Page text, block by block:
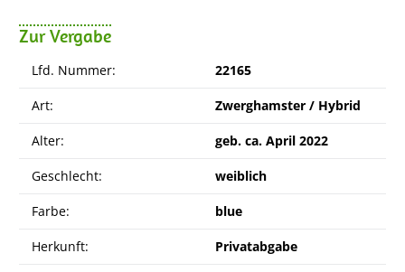
Zur Vergabe
Lfd. Nummer: 22165
Art: Zwerghamster / Hybrid
Alter: geb. ca. April 2022
Geschlecht: weiblich
Farbe: blue
Herkunft: Privatabgabe